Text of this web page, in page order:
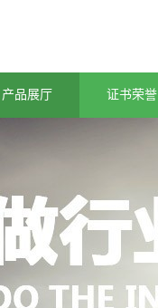
产品展厅 证书荣誉